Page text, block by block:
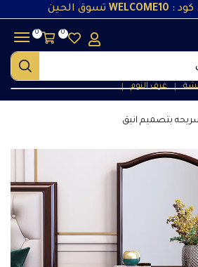
WELCOME10 تسوق الحين
❘ غرف النوم ❘
0
0
بتصميم انيق